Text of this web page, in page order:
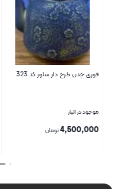
قوری چدن طرح دار ساور کد 323
موجود در انبار
4,500,000تومان